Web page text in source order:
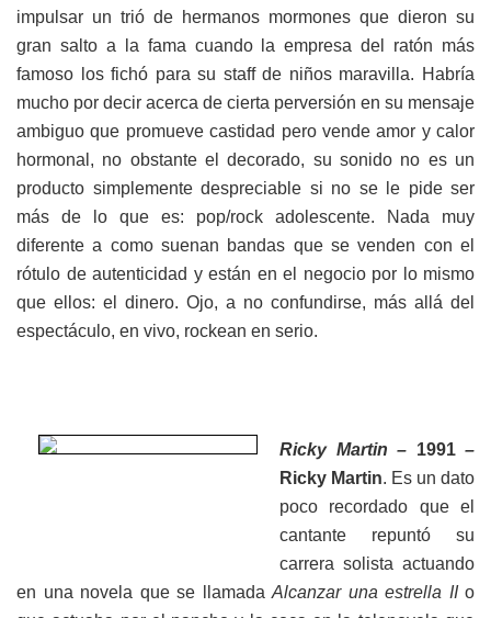
impulsar un trió de hermanos mormones que dieron su
gran salto a la fama cuando la empresa del ratón más
famoso los fichó para su staff de niños maravilla. Habría
mucho por decir acerca de cierta perversión en su mensaje
ambiguo que promueve castidad pero vende amor y calor
hormonal, no obstante el decorado, su sonido no es un
producto simplemente despreciable si no se le pide ser
más de lo que es: pop/rock adolescente. Nada muy
diferente a como suenan bandas que se venden con el
rótulo de autenticidad y están en el negocio por lo mismo
que ellos: el dinero. Ojo, a no confundirse, más allá del
espectáculo, en vivo, rockean en serio.
Ricky Martin – 1991–
Ricky Martin. Es un dato
poco recordado que el
cantante repuntó su
carrera solista actuando
en una novela que se llamada Alcanzar una estrella IIo